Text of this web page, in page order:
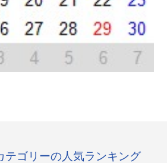
テゴリーの人気ランキング